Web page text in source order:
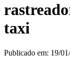
taxi
Publicado em: 19/